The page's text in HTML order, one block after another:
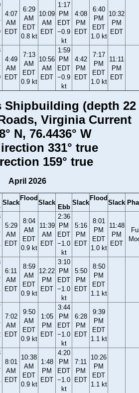
4:07
AM
EDT
6:29
AM
EDT
0.8 kt
10:09
AM
EDT
1:17
PM
EDT
−0.9
kt
4:08
PM
EDT
6:40
PM
EDT
1.0 kt
10:32
PM
EDT
4:49
AM
EDT
7:13
AM
EDT
0.9 kt
10:56
AM
EDT
1:59
PM
EDT
−0.9
kt
4:42
PM
EDT
7:17
PM
EDT
1.0 kt
11:11
PM
EDT
Shipbuilding (depth 22
Virginia Current
N, 76.4436° W
331° true
159° true
April 2026
Slack
Flood
Slack
Ebb
Slack
Flood
Slack
5:29
AM
EDT
8:04
AM
EDT
0.9 kt
11:39
AM
EDT
2:36
PM
EDT
−1.0
kt
5:16
PM
EDT
8:01
PM
EDT
1.0 kt
11:48
PM
EDT
6:11
AM
EDT
8:59
AM
EDT
0.9 kt
12:22
PM
EDT
3:10
PM
EDT
−1.0
kt
5:50
PM
EDT
8:50
PM
EDT
1.1 kt
7:02
AM
EDT
9:50
AM
EDT
0.9 kt
1:05
PM
EDT
3:44
PM
EDT
−1.0
kt
6:28
PM
EDT
9:39
PM
EDT
1.1 kt
8:01
AM
EDT
10:38
AM
EDT
0.9 kt
1:48
PM
EDT
4:20
PM
EDT
−1.0
kt
7:11
PM
EDT
10:26
PM
EDT
1.1 kt